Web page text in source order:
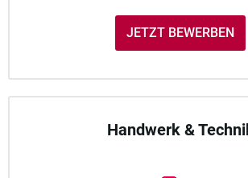
JETZT BEWERBEN
Handwerk &